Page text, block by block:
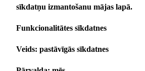
sīkdatņu izmantošanu mājas lapā.
Funkcionalitātes sīkdatnes
Veids: pastāvīgās sīkdatnes